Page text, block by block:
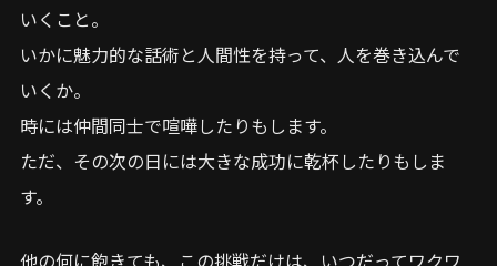
いくこと。
いかに魅力的な話術と人間性を持って、人を巻き込んで
いくか。
時には仲間同士で喧嘩したりもします。
ただ、その次の日には大きな成功に乾杯したりもしま
す。